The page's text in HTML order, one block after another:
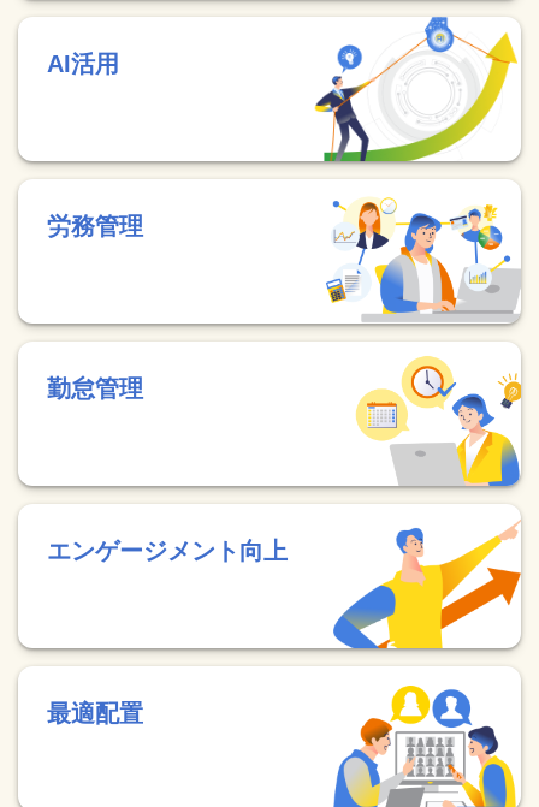
AI活用
労務管理
勤怠管理
エンゲージメント向上
最適配置